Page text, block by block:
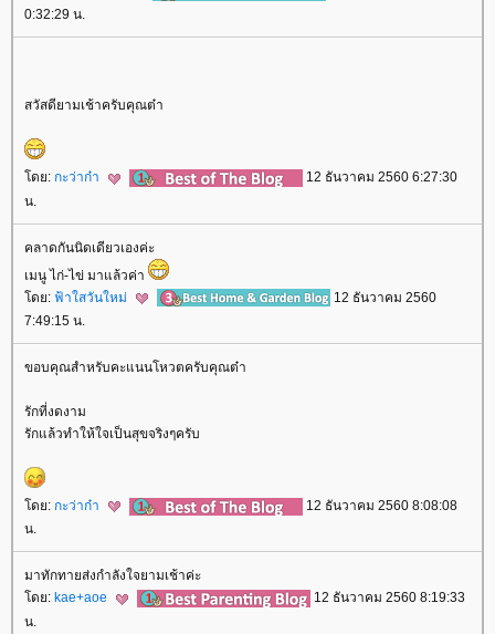
0:32:29 น.
สวัสดียามเช้าครับคุณต๋า
ดย: กะว่าก๋า
12 ธันวาคม 2560 6:27:30
น.
คลาดกันนิดเดียวเองค่ะ
เมนู ไก่-ไข่ มาแล้วค่า
ดย: ฟ้าใสวันใหม่
12 ธันวาคม 2560
7:49:15 น.
ขอบคุณสำหรับคะแนนโหวตครับคุณต๋า
รักที่งดงาม
รักแล้วทำให้ใจเป็นสุขจริงๆครับ
ดย: กะว่าก๋า
12 ธันวาคม 2560 8:08:08
น.
มาทักทายส่งกำลังใจยามเช้าค่ะ
ดย: kae+aoe
12 ธันวาคม 2560 8:19:33
น.